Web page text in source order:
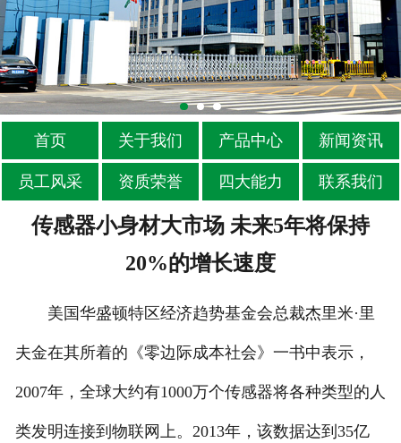
首页 关于我们 产品中心 新闻资讯
员工风采 资质荣誉 四大能力 联系我们
传感器小身材大市场 未来5年将保持
20%的增长速度
美国华盛顿特区经济趋势基金会总裁杰里米·里
夫金在其所着的《零边际成本社会》一书中表示，
2007年，全球大约有1000万个传感器将各种类型的人
类发明连接到物联网上。2013年，该数据达到35亿